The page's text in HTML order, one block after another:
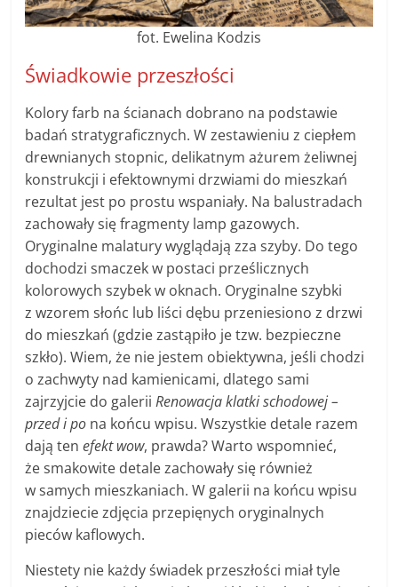
fot. Ewelina Kodzis
Świadkowie przeszłości
Kolory farb na ścianach dobrano na podstawie
badań stratygraficznych. W zestawieniu z ciepłem
drewnianych stopnic, delikatnym ażurem żeliwnej
konstrukcji i efektownymi drzwiami do mieszkań
rezultat jest po prostu wspaniały. Na balustradach
zachowały się fragmenty lamp gazowych.
Oryginalne malatury wyglądają zza szyby. Do tego
dochodzi smaczek w postaci prześlicznych
kolorowych szybek w oknach. Oryginalne szybki
z wzorem słońc lub liści dębu przeniesiono z drzwi
do mieszkań (gdzie zastąpiło je tzw. bezpieczne
szkło). Wiem, że nie jestem obiektywna, jeśli chodzi
o zachwyty nad kamienicami, dlatego sami
zajrzyjcie do galeriiRenowacja klatki schodowej –
przed i po na końcu wpisu. Wszystkie detale razem
dają tenefekt wow, prawda? Warto wspomnieć,
że smakowite detale zachowały się również
w samych mieszkaniach. W galerii na końcu wpisu
znajdziecie zdjęcia przepięnych oryginalnych
pieców kaflowych.
Niestety nie każdy świadek przeszłości miał tyle